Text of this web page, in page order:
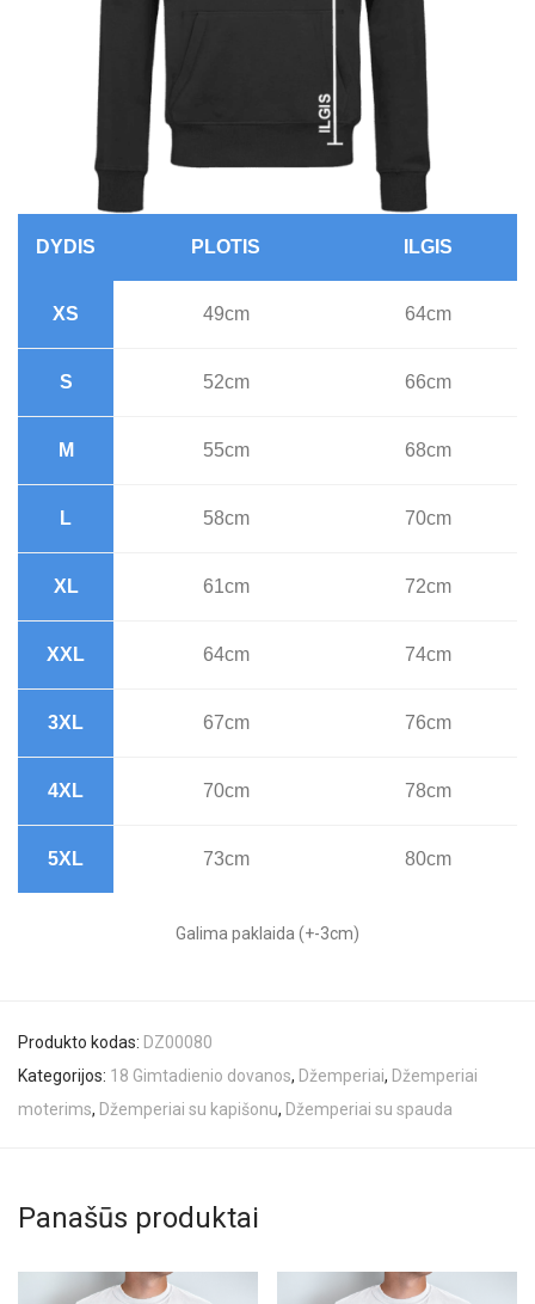
DYDIS PLOTIS ILGIS
XS 49cm 64cm
S 52cm 66cm
M 55cm 68cm
L 58cm 70cm
XL 61cm 72cm
XXL 64cm 74cm
3XL 67cm 76cm
4XL 70cm 78cm
5XL 73cm 80cm
Galima paklaida (+-3cm)
Produkto kodas: DZ00080
Kategorijos: 18 Gimtadienio dovanos, Džemperiai, Džemperiai
moterims, Džemperiai su kapišonu, Džemperiai su spauda
Panašūs produktai